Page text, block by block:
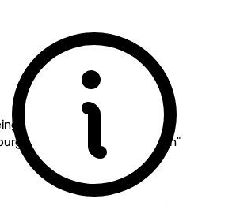
Dambach - Pfalz
2022
"Am Dettenbrunnen"
trocken